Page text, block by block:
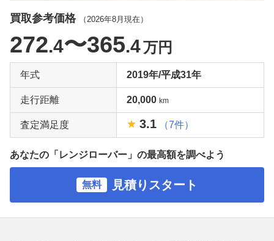
買取参考価格 （ 2026年8月 現在）
272.4〜365.4万円
年式 2019年/平成31年
走行距離 20,000 km
査定満足度 3.1 （7件）
あなたの「レンジローバー」の最高額を調べよう
無料 見積りスタート